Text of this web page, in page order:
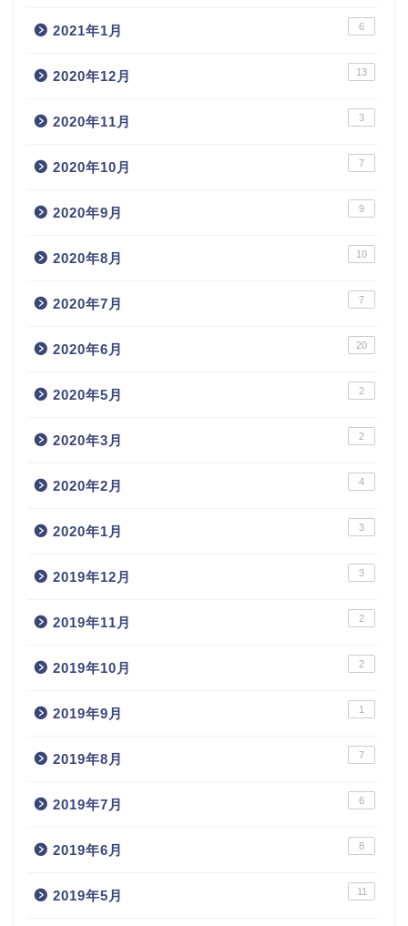
2021年1月 6
2020年12月 13
2020年11月 3
2020年10月 7
2020年9月 9
2020年8月 10
2020年7月 7
2020年6月 20
2020年5月 2
2020年3月 2
2020年2月 4
2020年1月 3
2019年12月 3
2019年11月 2
2019年10月 2
2019年9月 1
2019年8月 7
2019年7月 6
2019年6月 8
2019年5月 11